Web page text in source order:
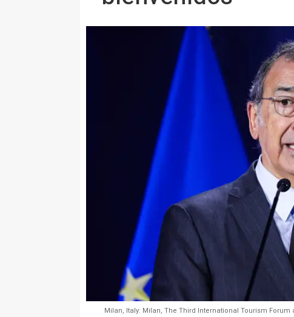
Milan, Italy: Milan, The Third International Tourism